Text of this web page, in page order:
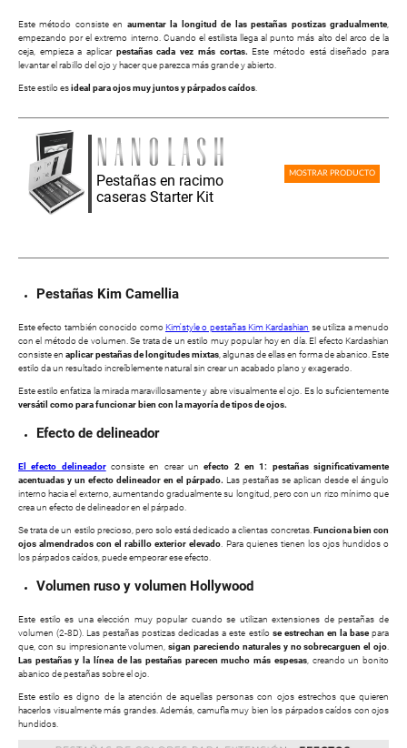
Este método consiste en aumentar la longitud de las pestañas postizas gradualmente,
empezando por el extremo interno. Cuando el estilista llega al punto más alto del arco de la
ceja, empieza a aplicar pestañas cada vez más cortas. Este método está diseñado para
levantar el rabillo del ojo y hacer que parezca más grande y abierto.
Este estilo esideal para ojos muy juntos y párpados caídos
Pestañas en racimo
caseras Starter Kit
MOSTRAR PRODUCTO
Pestañas Kim Camellia
Este efecto también conocido comoKim'style o pestañas Kim Kardashian se utiliza a menudo
con el método de volumen. Se trata de un estilo muy popular hoy en día. El efecto Kardashian
consiste en aplicar pestañas de longitudes mixtas , algunas de ellas en forma de abanico. Este
estilo da un resultado increíblemente natural sin crear un acabado plano y exagerado.
Este estilo enfatiza la mirada maravillosamente y abre visualmente el ojo. Es lo suficientemente
versátil como para funcionar bien con la mayoría de tipos de ojos.
Efecto de delineador
El efecto delineadorconsiste en crear unefecto 2 en 1: pestañas significativamente
acentuadas y un efecto delineador en el párpado. Las pestañas se aplican desde el ángulo
interno hacia el externo, aumentando gradualmente su longitud, pero con un rizo mínimo que
crea un efecto de delineador en el párpado.
Se trata de un estilo precioso, pero solo está dedicado a clientas concretas. Funciona bien con
ojos almendrados con el rabillo exterior elevado . Para quienes tienen los ojos hundidos o
los párpados caídos, puede empeorar ese efecto.
Volumen ruso y volumen Hollywood
Este estilo es una elección muy popular cuando se utilizan extensiones de pestañas de
volumen (2-8D). Las pestañas postizas dedicadas a este estilose estrechan en la basepara
que, con su impresionante volumen,sigan pareciendo naturales y no sobrecarguen el ojo
Las pestañas y la línea de las pestañas parecen mucho más espesas, creando un bonito
abanico de pestañas sobre el ojo.
Este estilo es digno de la atención de aquellas personas con ojos estrechos que quieren
hacerlos visualmente más grandes. Además, camufla muy bien los párpados caídos con ojos
hundidos.